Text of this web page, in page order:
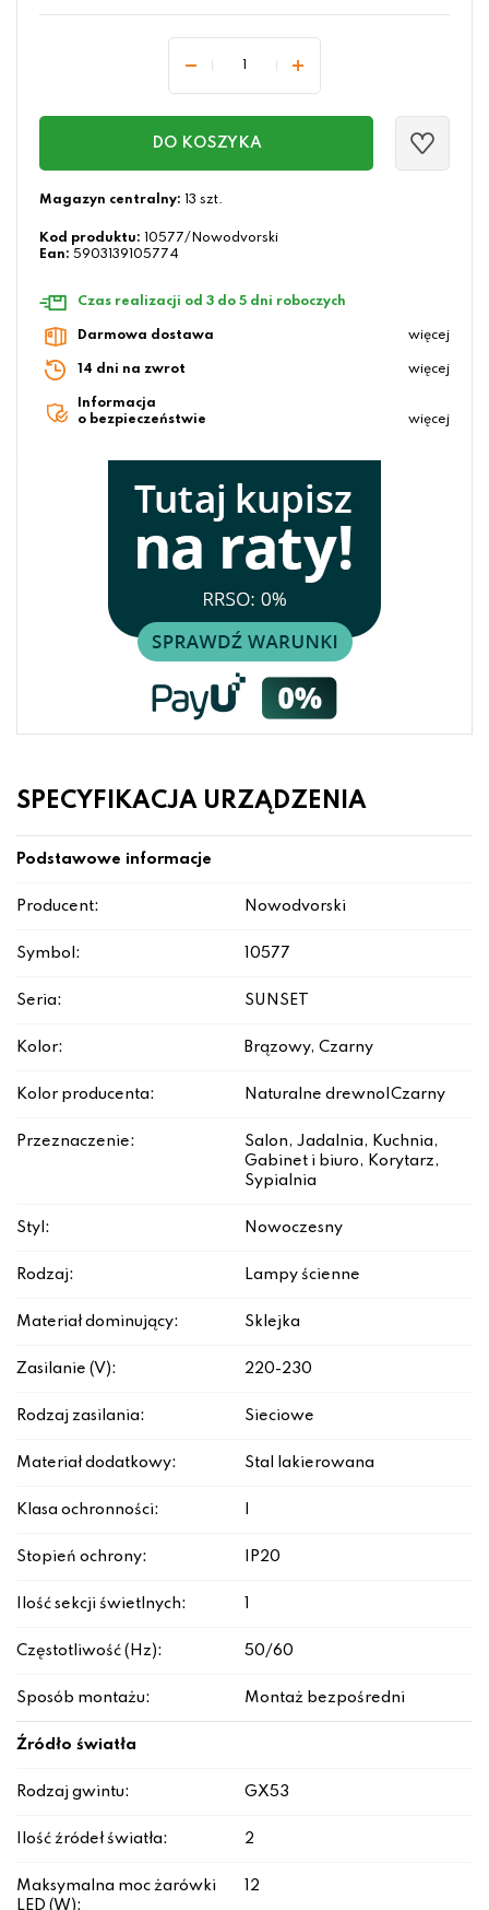
DO KOSZYKA
Magazyn centralny: 13 szt.
Kod produktu:
10577/Nowodvorski
Ean: 5903139105774
Czas realizacji od 3 do 5 dni roboczych
Darmowa dostawa więcej
14 dni na zwrot więcej
Informacja
o bezpieczeństwie
więcej
SPECYFIKACJA URZĄDZENIA
Podstawowe informacje
Producent: Nowodvorski
Symbol: 10577
Seria: SUNSET
Kolor: Brązowy, Czarny
Kolor producenta: Naturalne drewno|Czarny
Przeznaczenie:
Salon, Jadalnia, Kuchnia,
Gabinet i biuro, Korytarz,
Sypialnia
Styl: Nowoczesny
Rodzaj: Lampy ścienne
Materiał dominujący: Sklejka
Zasilanie (V): 220-230
Rodzaj zasilania: Sieciowe
Materiał dodatkowy: Stal lakierowana
Klasa ochronności:
Stopień ochrony: IP20
Ilość sekcji świetlnych:
Częstotliwość (Hz): 50/60
Sposób montażu: Montaż bezpośredni
Źródło światła
Rodzaj gwintu: GX53
Ilość źródeł światła: 2
Maksymalna moc żarówki
LED (W):
12